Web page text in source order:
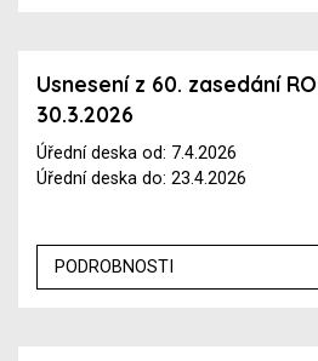
Usnesení z 60. zasedání
30.3.2026
Úřední deska od: 7.4.2026
Úřední deska do: 23.4.2026
PODROBNOSTI